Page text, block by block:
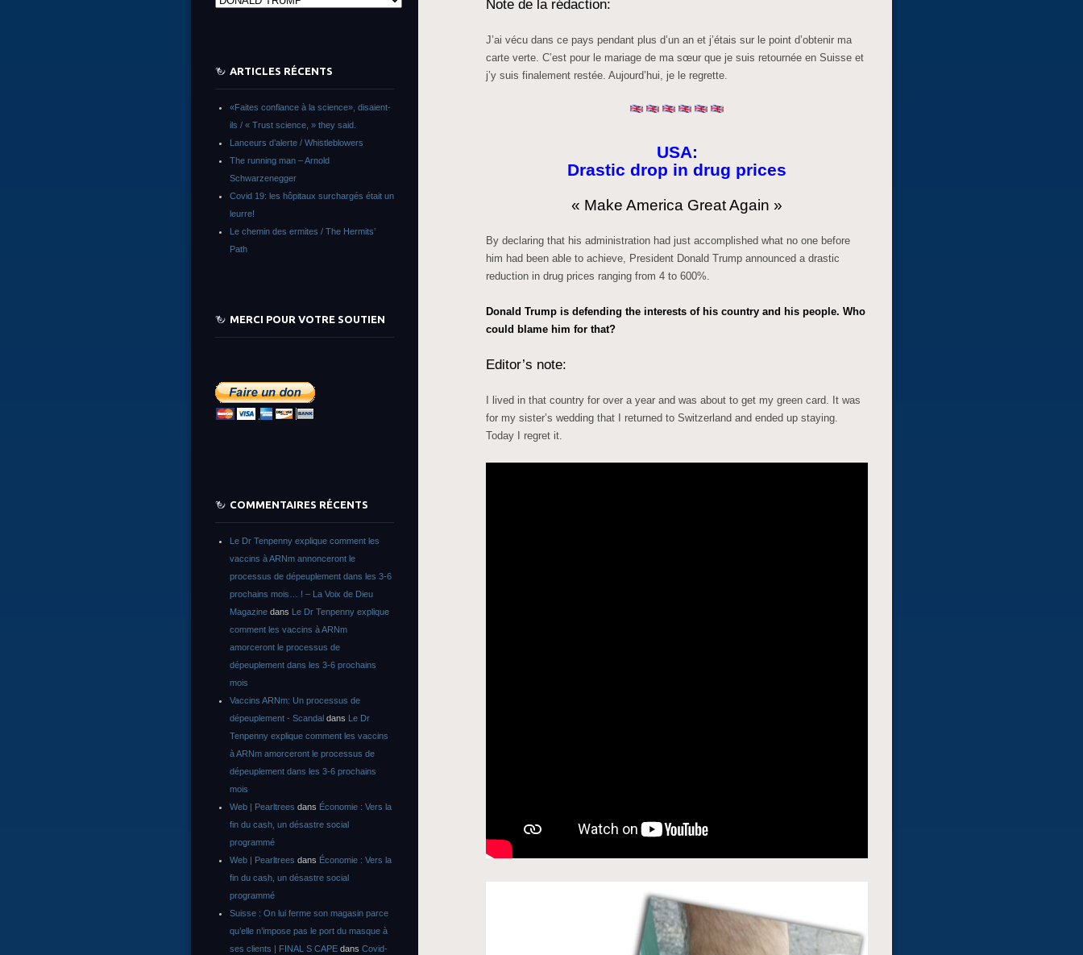
Note de la rédaction:
J’ai vécu dans ce pays pendant plus d’un an et j’étais sur le point d’obtenir ma
carte verte. C’est pour le mariage de ma sœur que je suis retournée en Suisse et
j’y suis finalement restée. Aujourd’hui, je le regrette.
USA:
Drastic drop in drug prices
« Make America Great Again »
By declaring that his administration had just accomplished what no one before
him had been able to achieve, President Donald Trump announced a drastic
reduction in drug prices ranging from 4 to 600%.
Donald Trump is defending the interests of his country and his people. Who
could blame him for that?
Editor’s note:
I lived in that country for over a year and was about to get my green card. It was
for my sister’s wedding that I returned to Switzerland and ended up staying.
Today I regret it.
ARTICLES RÉCENTS
«Faites confiance à la science», disaient-
ils / « Trust science, » they said.
Lanceurs d’alerte / Whistleblowers
The running man – Arnold
Schwarzenegger
Covid 19: les hôpitaux surchargés était un
leurre!
Le chemin des ermites / The Hermits’
Path
MERCI POUR VOTRE SOUTIEN
COMMENTAIRES RÉCENTS
Le Dr Tenpenny explique comment les
vaccins à ARNm annonceront le
processus de dépeuplement dans les 3-6
prochains mois… ! – La Voix de Dieu
Magazine dans Le Dr Tenpenny explique
comment les vaccins à ARNm
amorceront le processus de
dépeuplement dans les 3-6 prochains
mois
Vaccins ARNm: Un processus de
dépeuplement - Scandal dans Le Dr
Tenpenny explique comment les vaccins
à ARNm amorceront le processus de
dépeuplement dans les 3-6 prochains
mois
Web | Pearltrees dans Économie : Vers la
fin du cash, un désastre social
programmé
Web | Pearltrees dans Économie : Vers la
fin du cash, un désastre social
programmé
Suisse : On lui ferme son magasin parce
qu’elle n’impose pas le port du masque à
ses clients | FINAL S CAPE dans Covid-